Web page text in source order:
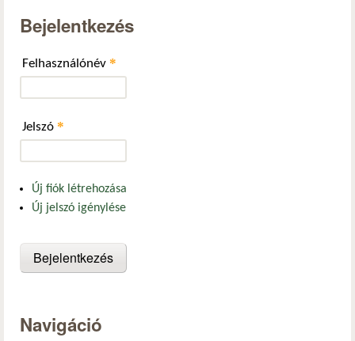
Bejelentkezés
Felhasználónév *
Jelszó *
Új fiók létrehozása
Új jelszó igénylése
Navigáció